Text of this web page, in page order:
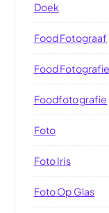
Doek
Food Fotograaf
Food Fotografie
Foodfotografie
Foto
Foto Iris
Foto Op Glas